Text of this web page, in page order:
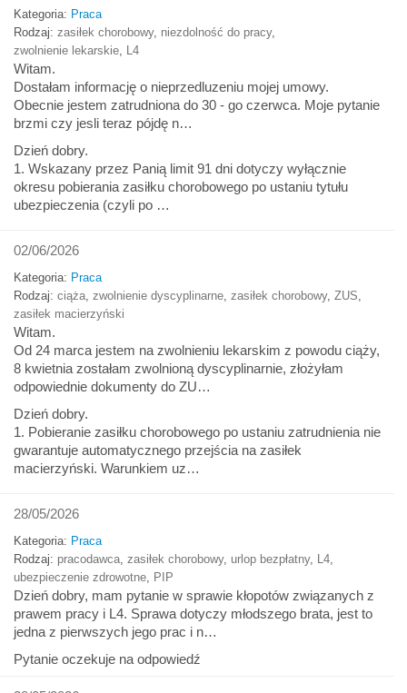
Kategoria: Praca
Rodzaj: zasiłek chorobowy, niezdolność do pracy,
zwolnienie lekarskie L4
Witam.
Dostałam informację o nieprzedluzeniu mojej umowy.
Obecnie jestem zatrudniona do 30 - go czerwca. Moje pytanie
brzmi czy jesli teraz pójdę n…
Dzień dobry.
1. Wskazany przez Panią limit 91 dni dotyczy wyłącznie
okresu pobierania zasiłku chorobowego po ustaniu tytułu
ubezpieczenia (czyli po …
02/06/2026
Kategoria: Praca
Rodzaj: ciąża zwolnienie dyscyplinarne zasiłek chorobowy, ZUS
zasiłek macierzyński
Witam.
Od 24 marca jestem na zwolnieniu lekarskim z powodu ciąży,
8 kwietnia zostałam zwolnioną dyscyplinarnie, złożyłam
odpowiednie dokumenty do ZU…
Dzień dobry.
1. Pobieranie zasiłku chorobowego po ustaniu zatrudnienia nie
gwarantuje automatycznego przejścia na zasiłek
macierzyński. Warunkiem uz…
28/05/2026
Kategoria: Praca
Rodzaj: pracodawca zasiłek chorobowy, urlop bezpłatny, L4
ubezpieczenie zdrowotne PIP
Dzień dobry, mam pytanie w sprawie kłopotów związanych z
prawem pracy i L4. Sprawa dotyczy młodszego brata, jest to
jedna z pierwszych jego prac i n…
Pytanie oczekuje na odpowiedź